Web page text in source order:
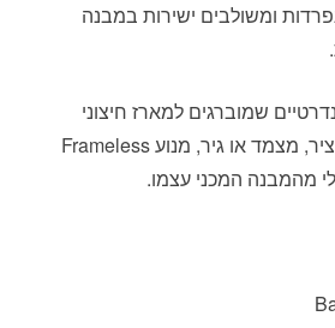
ומשולבים ישירות במבנה
שמוברגים למארז חיצוני
ומעבירים כוח דרך ציר, מצמד או גיר, מנוע Frameless
מהמבנה המכני עצמו.